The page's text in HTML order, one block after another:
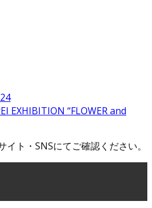
EXHIBITION “FLOWER and
ト・SNSにてご確認ください。